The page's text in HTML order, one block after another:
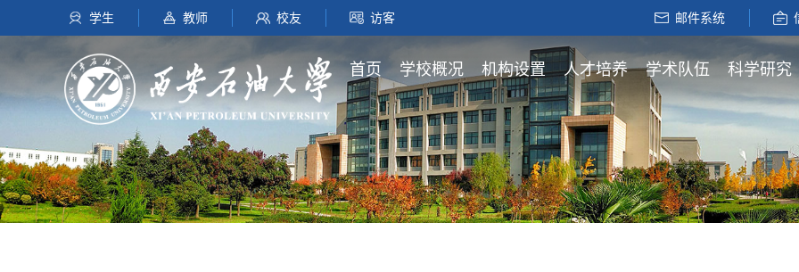
学生 教师 校友 访客 邮件系统
首页 学校概况 机构设置 人才培养 学术队伍 科学研究